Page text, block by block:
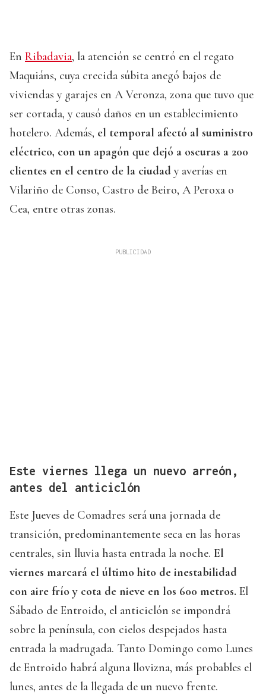
En Ribadavia, la atención se centró en el regato
Maquiáns, cuya crecida súbita anegó bajos de
viviendas y garajes en A Veronza, zona que tuvo que
ser cortada, y causó daños en un establecimiento
hotelero. Además, el temporal afectó al suministro
eléctrico, con un apagón que dejó a oscuras a 200
clientes en el centro de la ciudad y averías en
Vilariño de Conso, Castro de Beiro, A Peroxa o
Cea, entre otras zonas.
Este viernes llega un nuevo arreón,
antes del anticiclón
Este Jueves de Comadres será una jornada de
transición, predominantemente seca en las horas
centrales, sin lluvia hasta entrada la noche. El
viernes marcará el último hito de inestabilidad
con aire frío y cota de nieve en los 600 metros. El
Sábado de Entroido, el anticiclón se impondrá
sobre la península, con cielos despejados hasta
entrada la madrugada. Tanto Domingo como Lunes
de Entroido habrá alguna llovizna, más probables el
lunes, antes de la llegada de un nuevo frente.